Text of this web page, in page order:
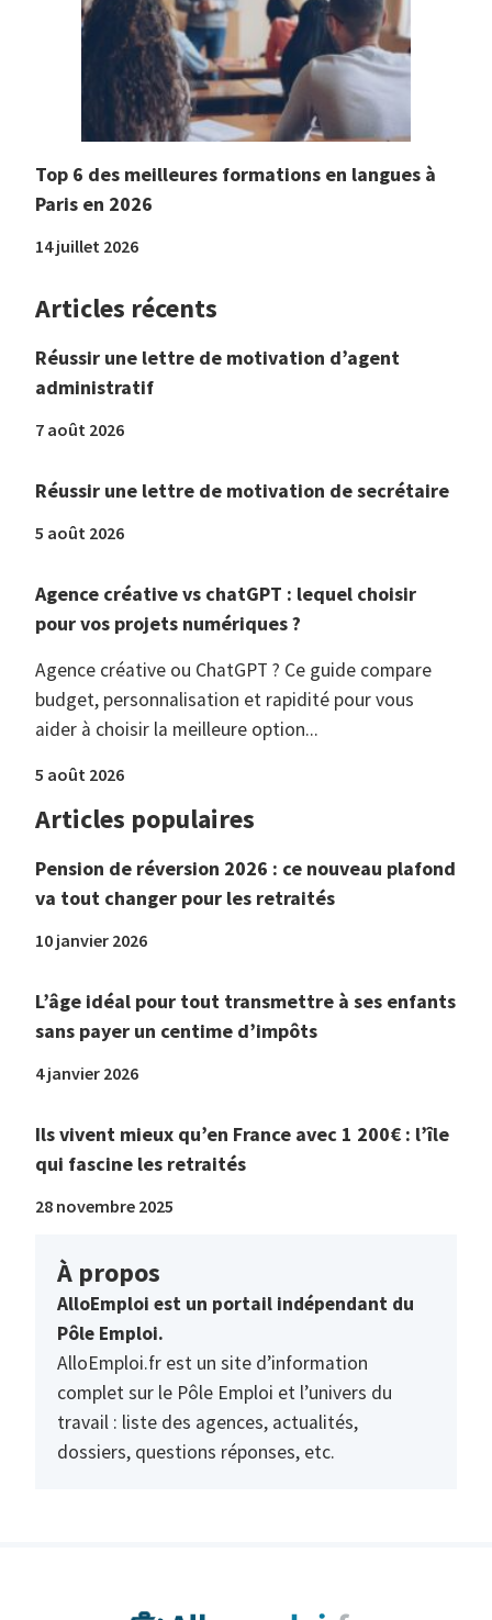
Top 6 des meilleures formations en langues à
Paris en 2026
14 juillet 2026
Articles récents
Réussir une lettre de motivation d’agent
administratif
7 août 2026
Réussir une lettre de motivation de secrétaire
5 août 2026
Agence créative vs chatGPT : lequel choisir
pour vos projets numériques ?
Agence créative ou ChatGPT ? Ce guide compare
budget, personnalisation et rapidité pour vous
aider à choisir la meilleure option...
5 août 2026
Articles populaires
Pension de réversion 2026 : ce nouveau plafond
va tout changer pour les retraités
10 janvier 2026
L’âge idéal pour tout transmettre à ses enfants
sans payer un centime d’impôts
4 janvier 2026
Ils vivent mieux qu’en France avec 1 200€ : l’île
qui fascine les retraités
28 novembre 2025
À propos
AlloEmploi est un portail indépendant du
Pôle Emploi.
AlloEmploi.fr est un site d’information
complet sur le Pôle Emploi et l’univers du
travail : liste des agences, actualités,
dossiers, questions réponses, etc.